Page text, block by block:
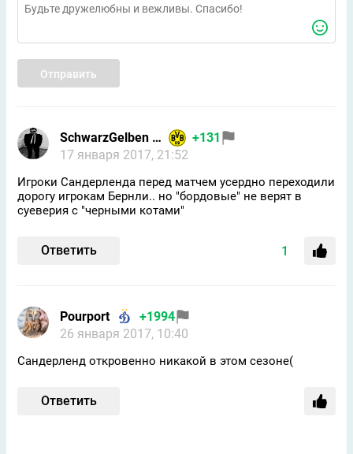
Отправить
SchwarzGelben BVB
+131
17 января 2017, 21:52
Игроки Сандерленда перед матчем усердно переходили
дорогу игрокам Бернли.. но "бордовые" не верят в
суеверия с "черными котами"
Ответить 1
Pourport
+1994
26 января 2017, 10:40
Сандерленд откровенно никакой в этом сезоне(
Ответить